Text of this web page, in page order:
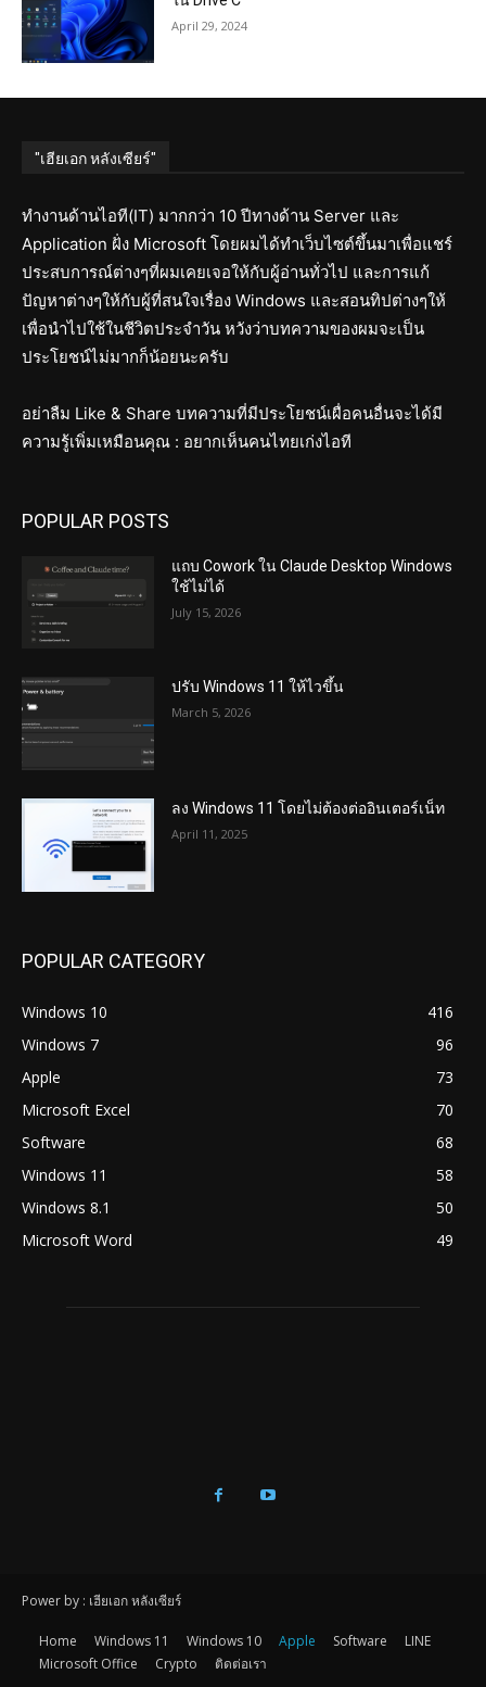
April 29, 2024
"เฮียเอก หลังเซียร์"
ทำงานด้านไอที(IT) มากกว่า 10 ปีทางด้าน Server และ
Application ฝั่ง Microsoft โดยผมได้ทำเว็บไซต์ขึ้นมาเพื่อแชร์
ประสบการณ์ต่างๆที่ผมเคยเจอให้กับผู้อ่านทั่วไป และการแก้
ปัญหาต่างๆให้กับผู้ที่สนใจเรื่อง Windows และสอนทิปต่างๆให้
เพื่อนำไปใช้ในชีวิตประจำวัน หวังว่าบทความของผมจะเป็น
ประโยชน์ไม่มากก็น้อยนะครับ
อย่าลืม Like & Share บทความที่มีประโยชน์เผื่อคนอื่นจะได้มี
ความรู้เพิ่มเหมือนคุณ : อยากเห็นคนไทยเก่งไอที
POPULAR POSTS
แถบ Cowork ใน Claude Desktop Windows
ใช้ไม่ได้
July 15, 2026
ปรับ Windows 11 ให้ไวขึ้น
March 5, 2026
ลง Windows 11 โดยไม่ต้องต่ออินเตอร์เน็ท
April 11, 2025
POPULAR CATEGORY
Windows 10
416
Windows 7
96
Apple
73
Microsoft Excel
70
Software
68
Windows 11
58
Windows 8.1
50
Microsoft Word
49
Power by : เฮียเอก หลังเซียร์
Home Windows 11 Windows 10 Apple Software
LINE
Microsoft Office
Crypto ติดต่อเรา